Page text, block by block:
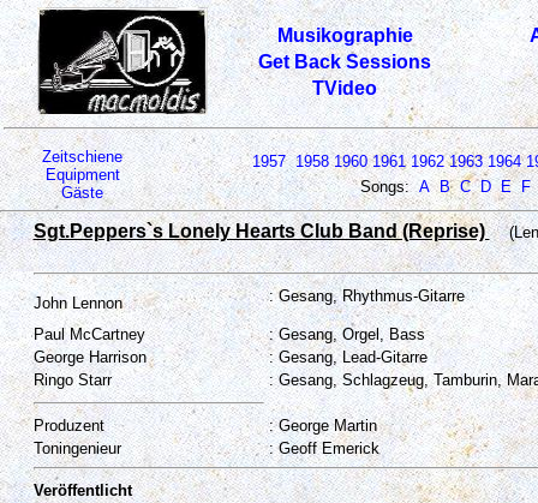
Musikographie
Get Back Sessions
TVideo
Zeitschiene
Equipment
Gäste
1957 1958 1960 1961 1962 1963 1964
Songs: A B C D E F
Sgt.Peppers`s Lonely Hearts Club Band (Reprise)
John Lennon : Gesang, Rhythmus-Gitarre
Paul McCartney
: Gesang, Orgel, Bass
George Harrison
: Gesang, Lead-Gitarre
Ringo Starr
: Gesang, Schlagzeug, Tamburin,
Produzent
: George Martin
Toningenieur
: Geoff Emerick
Veröffentlicht